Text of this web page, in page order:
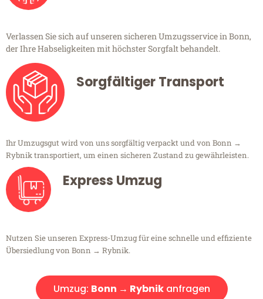
Verlassen Sie sich auf unseren sicheren Umzugsservice in Bonn,
der Ihre Habseligkeiten mit höchster Sorgfalt behandelt.
Sorgfältiger Transport
Ihr Umzugsgut wird von uns sorgfältig verpackt und von Bonn →
Rybnik transportiert, um einen sicheren Zustand zu gewährleisten.
Express Umzug
Nutzen Sie unseren Express-Umzug für eine schnelle und effiziente
Übersiedlung von Bonn → Rybnik.
Umzug: Bonn → Rybnikanfragen